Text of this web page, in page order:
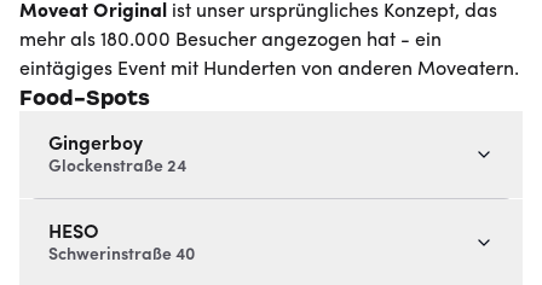
Moveat Original
ist unser ursprüngliches Konzept, das
mehr als 180.000 Besucher angezogen hat - ein
eintägiges Event mit Hunderten von anderen Moveatern.
Food-Spots
Gingerboy
Glockenstraße 24
HESO
Schwerinstraße 40